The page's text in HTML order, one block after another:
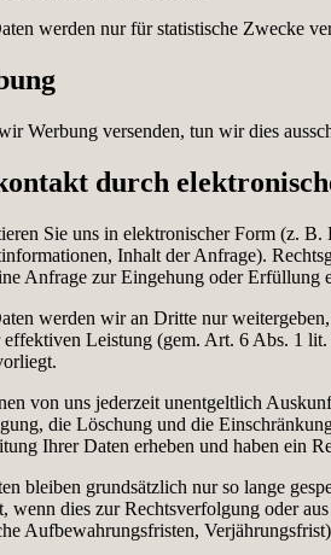
werden nur für statistische Zwecke
Werbung versenden, tun wir dies
durch
Sie uns in elektronischer Form (z. B.
Inhalt der Anfrage).
Anfrage zur Eingehung oder
werden wir an Dritte nur
effektiven Leistung (gem. Art. 6 Abs. 1
von uns jederzeit unentgeltlich
die Löschung und die
Ihrer Daten erheben und haben ein
bleiben grundsätzlich nur so lange
wenn dies zur Rechtsverfolgung oder
Aufbewahrungsfristen,